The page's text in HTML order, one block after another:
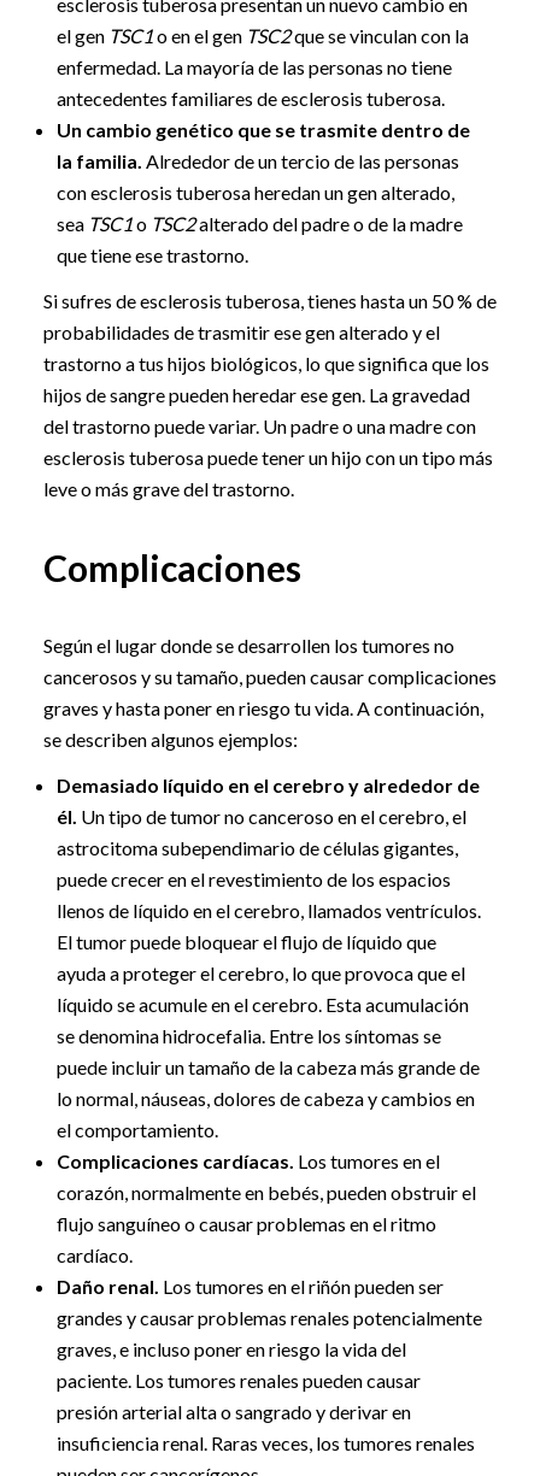
el gen TSC1o en el gen TSC2que se vinculan con la
enfermedad. La mayoría de las personas no tiene
antecedentes familiares de esclerosis tuberosa.
Un cambio genético que se trasmite dentro de
la familia. Alrededor de un tercio de las personas
con esclerosis tuberosa heredan un gen alterado,
sea TSC1o TSC2alterado del padre o de la madre
que tiene ese trastorno.
Si sufres de esclerosis tuberosa, tienes hasta un 50 % de
probabilidades de trasmitir ese gen alterado y el
trastorno a tus hijos biológicos, lo que significa que los
hijos de sangre pueden heredar ese gen. La gravedad
del trastorno puede variar. Un padre o una madre con
esclerosis tuberosa puede tener un hijo con un tipo más
leve o más grave del trastorno.
Complicaciones
Según el lugar donde se desarrollen los tumores no
cancerosos y su tamaño, pueden causar complicaciones
graves y hasta poner en riesgo tu vida. A continuación,
se describen algunos ejemplos:
Demasiado líquido en el cerebro y alrededor de
él. Un tipo de tumor no canceroso en el cerebro, el
astrocitoma subependimario de células gigantes,
puede crecer en el revestimiento de los espacios
llenos de líquido en el cerebro, llamados ventrículos.
El tumor puede bloquear el flujo de líquido que
ayuda a proteger el cerebro, lo que provoca que el
líquido se acumule en el cerebro. Esta acumulación
se denomina hidrocefalia. Entre los síntomas se
puede incluir un tamaño de la cabeza más grande de
lo normal, náuseas, dolores de cabeza y cambios en
el comportamiento.
Complicaciones cardíacas. Los tumores en el
corazón, normalmente en bebés, pueden obstruir el
flujo sanguíneo o causar problemas en el ritmo
cardíaco.
Daño renal. Los tumores en el riñón pueden ser
grandes y causar problemas renales potencialmente
graves, e incluso poner en riesgo la vida del
paciente. Los tumores renales pueden causar
presión arterial alta o sangrado y derivar en
insuficiencia renal. Raras veces, los tumores renales